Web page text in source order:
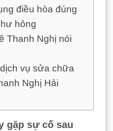
điều hòa đúng
hỏng
Thanh Nghị nói
vụ sửa chữa
Nghị Hải
gặp sự cố sau